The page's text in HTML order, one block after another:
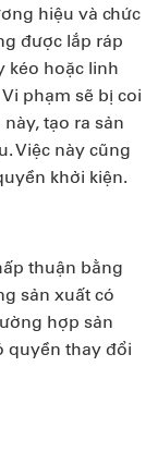
hiệu và chức
được lắp ráp
kéo hoặc linh
phạm sẽ bị coi
tạo ra sản
Việc này cũng
khởi kiện.
thuận bằng
sản xuất có
hợp sản
quyền thay đổi